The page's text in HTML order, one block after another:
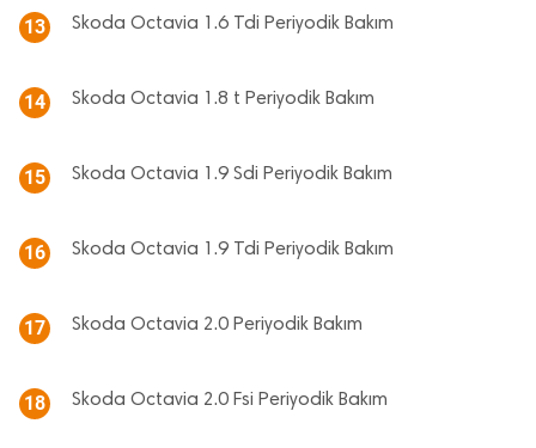
13 Skoda Octavia 1.6 Tdi Periyodik Bakım
14 Skoda Octavia 1.8 t Periyodik Bakım
15 Skoda Octavia 1.9 Sdi Periyodik Bakım
16 Skoda Octavia 1.9 Tdi Periyodik Bakım
17 Skoda Octavia 2.0 Periyodik Bakım
18 Skoda Octavia 2.0 Fsi Periyodik Bakım